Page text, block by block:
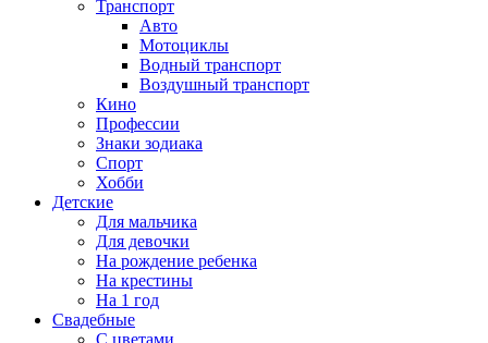
Транспорт
Авто
Мотоциклы
Водный транспорт
Воздушный транспорт
Кино
Профессии
Знаки зодиака
Спорт
Хобби
Детские
Для мальчика
Для девочки
На рождение ребенка
На крестины
На 1 год
Свадебные
С цветами